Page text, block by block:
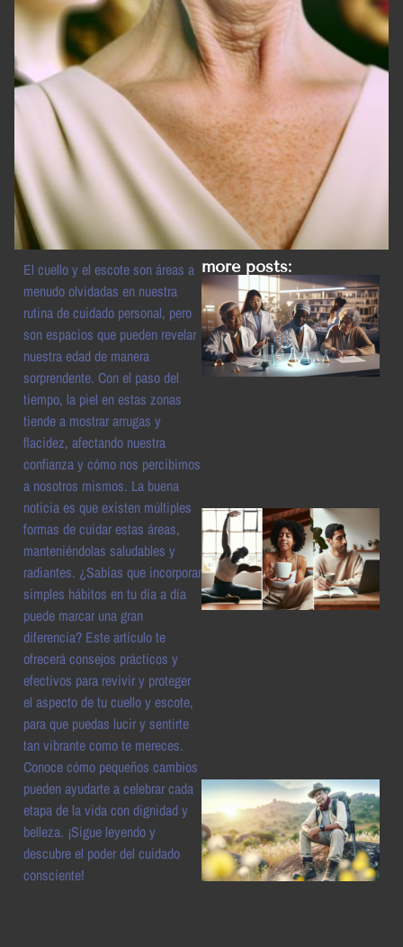
El cuello y el escote son áreas a
menudo olvidadas en nuestra
rutina de cuidado personal, pero
son espacios que pueden revelar
nuestra edad de manera
sorprendente. Con el paso del
tiempo, la piel en estas zonas
tiende a mostrar arrugas y
flacidez, afectando nuestra
confianza y cómo nos percibimos
a nosotros mismos. La buena
noticia es que existen múltiples
formas de cuidar estas áreas,
manteniéndolas saludables y
radiantes. ¿Sabías que incorporar
simples hábitos en tu día a día
puede marcar una gran
diferencia? Este artículo te
ofrecerá consejos prácticos y
efectivos para revivir y proteger
el aspecto de tu cuello y escote,
para que puedas lucir y sentirte
tan vibrante como te mereces.
Conoce cómo pequeños cambios
pueden ayudarte a celebrar cada
etapa de la vida con dignidad y
belleza. ¡Sigue leyendo y
descubre el poder del cuidado
consciente!
more posts: